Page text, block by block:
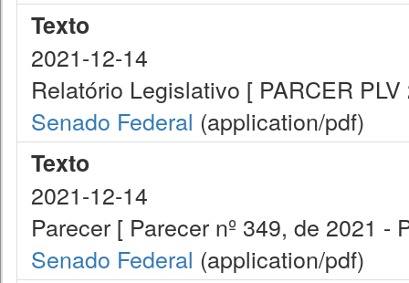
Texto
2021-12-14
Relatório Legislativo [ PARCER
Senado Federal (application/pdf)
Texto
2021-12-14
Parecer [ Parecer nº 349, de 2021 -
Senado Federal (application/pdf)